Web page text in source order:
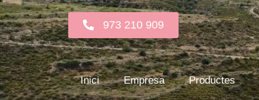
973 210 909
Inici Empresa Productes